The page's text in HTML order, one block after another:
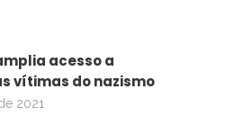
acesso a
vítimas do nazismo
2021